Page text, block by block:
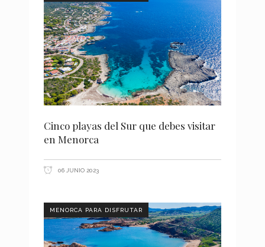
Cinco playas del Sur que debes visitar
en Menorca
06 JUNIO 2023
MENORCA PARA DISFRUTAR